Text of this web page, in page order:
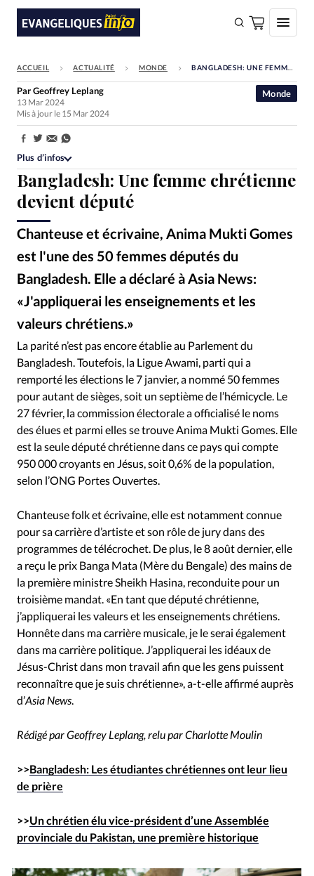
FAIRE UN DON
Faire un don
Société
Monde
Bible
Toute l'actualité
Se connecter
RUBRIQUES
Toute l'actualité Bible
Eglises
Histoire Laicité
Liberté religieuse
Mission
Monde People Politique
Religions
Société
ACCUEIL ACTUALITÉ MONDE BANGLADESH: UNE FEMME CHRÉTIENNE DEVIENT DÉPUTÉ
Bangladesh: Une femme chrétienne
devient député
Chanteuse et écrivaine, Anima Mukti Gomes
est l'une des 50 femmes députés du
Bangladesh. Elle a déclaré à Asia News:
«J'appliquerai les enseignements et les
valeurs chrétiens.»
Monde
ParGeoffrey Leplang
13 Mar 2024
Mis à jour le 15 Mar 2024
Partager:
Plus d’infos
©Anima Mukti / Facebook - La chanteuse Anima Mukti a reçu un prix des mains de la première ministre pakistanaise Sheikh Hasina le 8 août 2023
La parité n’est pas encore établie au Parlement du
Bangladesh. Toutefois, la Ligue Awami, parti qui a
remporté les élections le 7 janvier, a nommé 50 femmes
pour autant de sièges, soit un septième de l’hémicycle. Le
27 février, la commission électorale a officialisé le noms
des élues et parmi elles se trouve Anima Mukti Gomes. Elle
est la seule député chrétienne dans ce pays qui compte
950 000 croyants en Jésus, soit 0,6% de la population,
selon l’ONG Portes Ouvertes.
Chanteuse folk et écrivaine, elle est notamment connue
pour sa carrière d’artiste et son rôle de jury dans des
programmes de télécrochet. De plus, le 8 août dernier, elle
a reçu le prix Banga Mata (Mère du Bengale) des mains de
la première ministre Sheikh Hasina, reconduite pour un
troisième mandat. «En tant que député chrétienne,
j’appliquerai les valeurs et les enseignements chrétiens.
Honnête dans ma carrière musicale, je le serai également
dans ma carrière politique. J’appliquerai les idéaux de
Jésus-Christ dans mon travail afin que les gens puissent
reconnaître que je suis chrétienne», a-t-elle affirmé auprès
d’Asia News.
Rédigé par Geoffrey Leplang, relu par Charlotte Moulin
>>Bangladesh: Les étudiantes chrétiennes ont leur lieu
de prière
>>Un chrétien élu vice-président d’une Assemblée
provinciale du Pakistan, une première historique